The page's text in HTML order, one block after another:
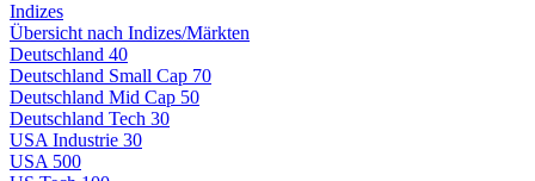
Indizes
Übersicht nach Indizes/Märkten
Deutschland 40
Deutschland Small Cap 70
Deutschland Mid Cap 50
Deutschland Tech 30
USA Industrie 30
USA 500